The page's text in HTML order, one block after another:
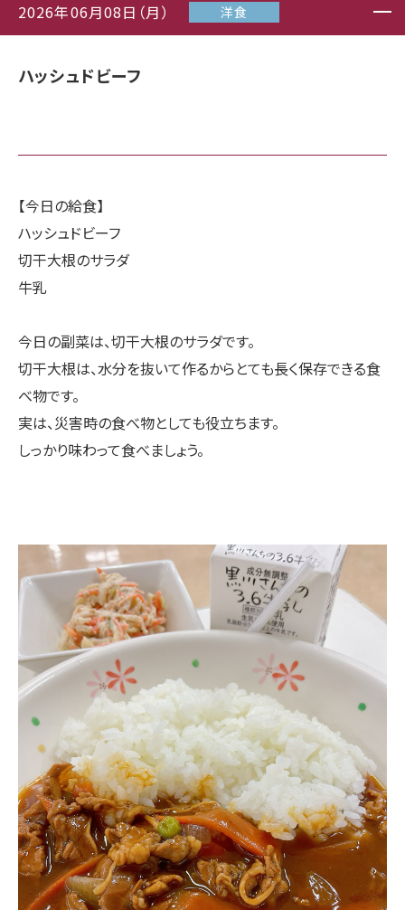
2026年06月08日（月） 洋食
ハッシュドビーフ
【今日の給食】
ハッシュドビーフ
切干大根のサラダ
牛乳
今日の副菜は、切干大根のサラダです。
切干大根は、水分を抜いて作るからとても長く保存できる食
べ物です。
実は、災害時の食べ物としても役立ちます。
しっかり味わって食べましょう。